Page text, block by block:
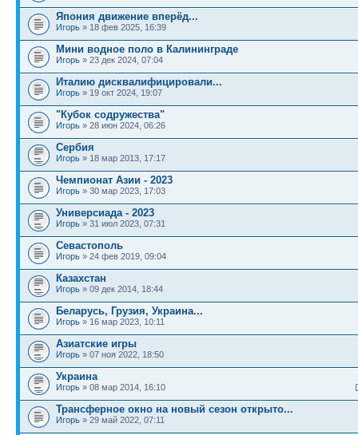
Япония движение вперёд...
Игорь » 18 фев 2025, 16:39
Мини водное поло в Калининграде
Игорь » 23 дек 2024, 07:04
Италию дисквалифицировали...
Игорь » 19 окт 2024, 19:07
"Кубок содружества"
Игорь » 28 июн 2024, 06:26
Сербия
Игорь » 18 мар 2013, 17:17
Чемпионат Азии - 2023
Игорь » 30 мар 2023, 17:03
Универсиада - 2023
Игорь » 31 июл 2023, 07:31
Севастополь
Игорь » 24 фев 2019, 09:04
Казахстан
Игорь » 09 дек 2014, 18:44
Беларусь, Грузия, Украина...
Игорь » 16 мар 2023, 10:11
Азиатские игры
Игорь » 07 ноя 2022, 18:50
Украина
Игорь » 08 мар 2014, 16:10
Трансферное окно на новый сезон открыто...
Игорь » 29 май 2022, 07:11